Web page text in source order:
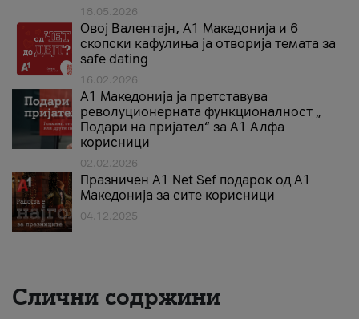
18.05.2026
Овој Валентајн, A1 Македонија и 6
скопски кафулиња ја отворија темата за
safe dating
16.02.2026
А1 Македонија ја претставува
револуционерната функционалност „
Подари на пријател“ за А1 Алфа
корисници
02.02.2026
Празничен A1 Net Sеf подарок од А1
Македонија за сите корисници
04.12.2025
Слични содржини